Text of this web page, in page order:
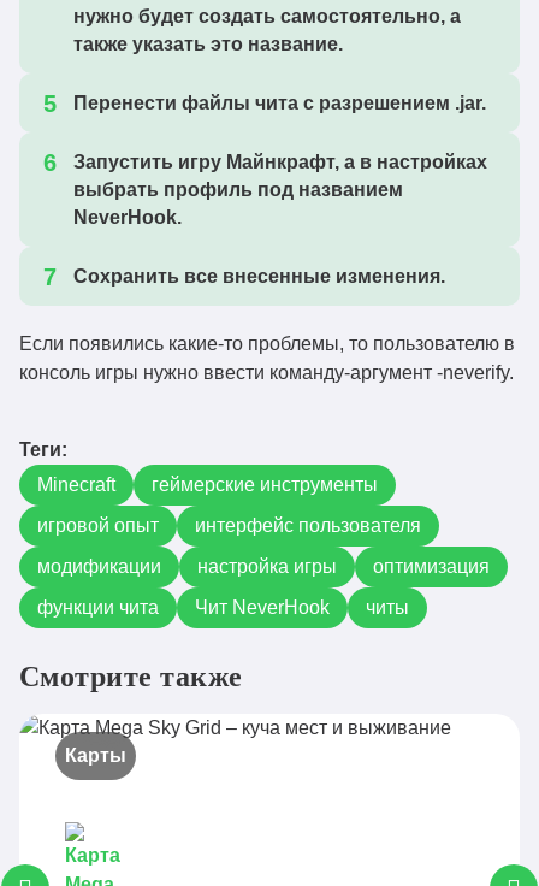
нужно будет создать самостоятельно, а
также указать это название.
Перенести файлы чита с разрешением .jar.
Запустить игру Майнкрафт, а в настройках
выбрать профиль под названием
NeverHook.
Сохранить все внесенные изменения.
Если появились какие-то проблемы, то пользователю в
консоль игры нужно ввести команду-аргумент -neverify.
Теги:
Minecraft
геймерские инструменты
игровой опыт
интерфейс пользователя
модификации
настройка игры
оптимизация
функции чита
Чит NeverHook читы
Смотрите также
Карты